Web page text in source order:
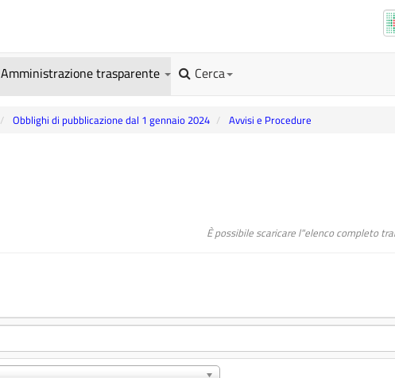
Amministrazione trasparente Cerca
Obblighi di pubblicazione dal 1 gennaio 2024 Avvisi e Procedure
È possibile scaricare l"elenco completo